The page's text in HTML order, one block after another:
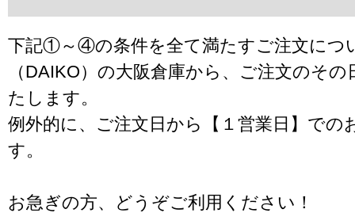
下記①～④の条件を全て満たすご注文につ
（DAIKO）の大阪倉庫から、ご注文のそ
たします。
例外的に、ご注文日から【１営業日】での
す。
お急ぎの方、どうぞご利用ください！